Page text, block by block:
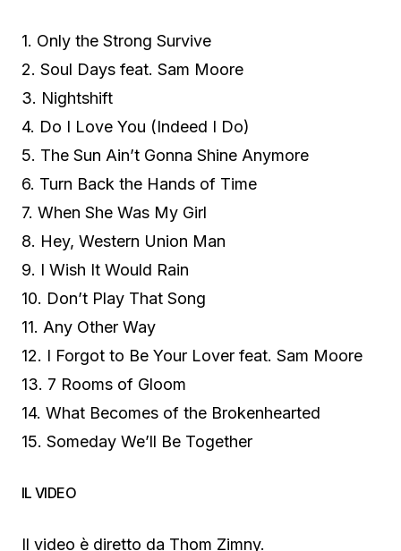
1. Only the Strong Survive
2. Soul Days feat. Sam Moore
3. Nightshift
4. Do I Love You (Indeed I Do)
5. The Sun Ain’t Gonna Shine Anymore
6. Turn Back the Hands of Time
7. When She Was My Girl
8. Hey, Western Union Man
9. I Wish It Would Rain
10. Don’t Play That Song
11. Any Other Way
12. I Forgot to Be Your Lover feat. Sam Moore
13. 7 Rooms of Gloom
14. What Becomes of the Brokenhearted
15. Someday We’ll Be Together
IL VIDEO
Il video è diretto da Thom Zimny.